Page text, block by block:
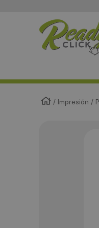
Impresión